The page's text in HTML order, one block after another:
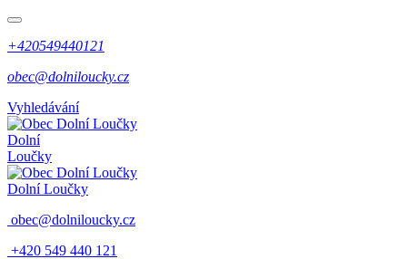
+420549440121
obec@dolniloucky.cz
Vyhledávání
Dolní
Loučky
Dolní Loučky
obec@dolniloucky.cz
+420 549 440 121